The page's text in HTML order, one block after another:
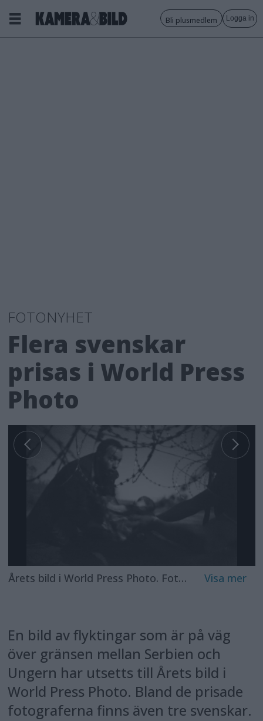
Bli plusmedlem Logga in
FOTONYHET
Flera svenskar
prisas i World Press
Photo
Årets bild i World Press Photo. Foto: Warren Richardson
En bild av flyktingar som är på väg
över gränsen mellan Serbien och
Ungern har utsetts till Årets bild i
World Press Photo. Bland de prisade
fotograferna finns även tre svenskar.